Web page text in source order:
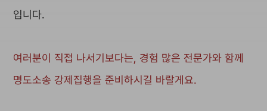
입니다.
여러분이 직접 나서기보다는, 경험 많은 전문가와 함께
명도소송 강제집행을 준비하시길 바랄게요.